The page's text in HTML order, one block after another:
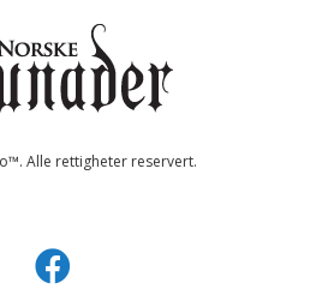
Alle rettigheter reservert.